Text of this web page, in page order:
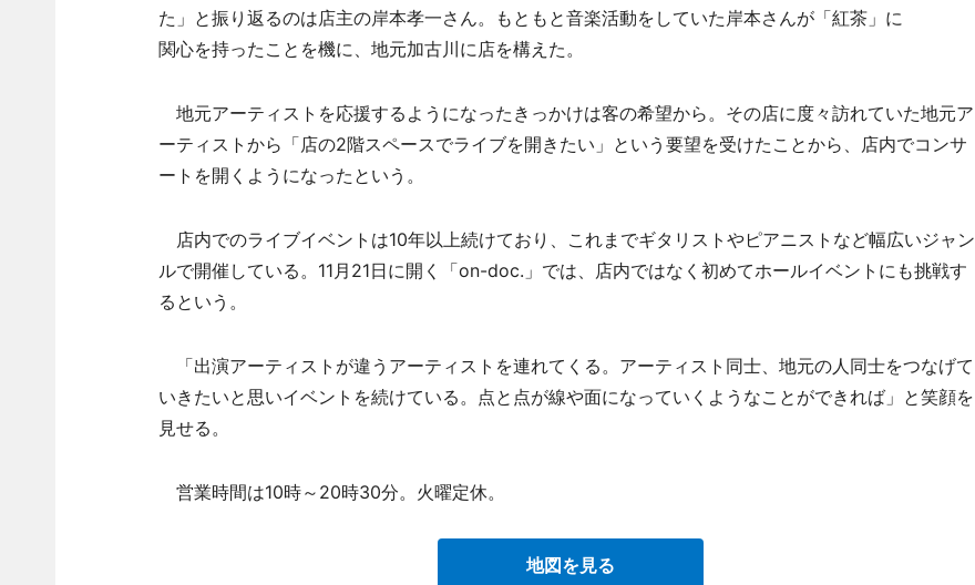
た」と振り返るのは店主の岸本孝一さん。もともと音楽活動をしていた岸本さんが「紅茶」に
関心を持ったことを機に、地元加古川に店を構えた。
地元アーティストを応援するようになったきっかけは客の希望から。その店に度々訪れていた地元ア
ーティストから「店の2階スペースでライブを開きたい」という要望を受けたことから、店内でコンサ
ートを開くようになったという。
店内でのライブイベントは10年以上続けており、これまでギタリストやピアニストなど幅広いジャン
ルで開催している。11月21日に開く「on-doc.」では、店内ではなく初めてホールイベントにも挑戦す
るという。
「出演アーティストが違うアーティストを連れてくる。アーティスト同士、地元の人同士をつなげて
いきたいと思いイベントを続けている。点と点が線や面になっていくようなことができれば」と笑顔を
見せる。
営業時間は10時～20時30分。火曜定休。
地図を見る